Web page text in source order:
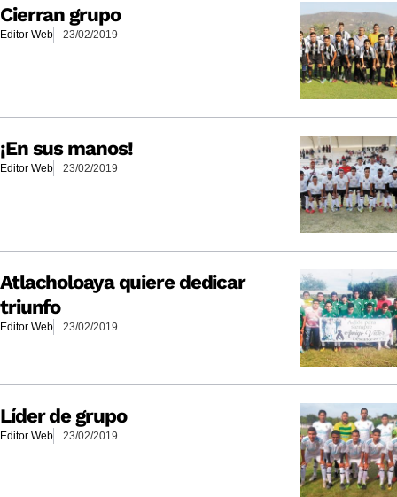
Cierran grupo
Editor Web 23/02/2019
¡En sus manos!
Editor Web 23/02/2019
Atlacholoaya quiere dedicar
triunfo
Editor Web 23/02/2019
Líder de grupo
Editor Web 23/02/2019